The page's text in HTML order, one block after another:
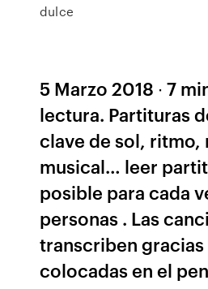
dulce
5 Marzo 2018 ∙ 7
lectura. Partituras
clave de sol, ritmo,
musical… leer
posible para cada
personas . Las
transcriben gracias
colocadas en el